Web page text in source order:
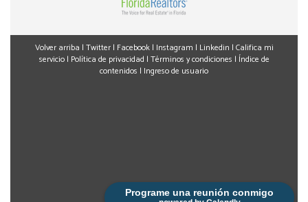
Programe una reunión conmigo
Volver arriba | Twitter| Facebook| Instagram | Linkedin | Califica mi
servicio| Política de privacidad | Términos y condiciones | Índice de
contenidos | Ingreso de usuario